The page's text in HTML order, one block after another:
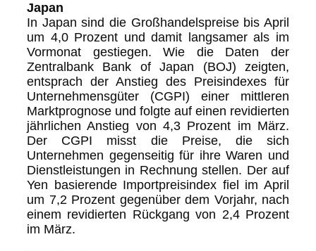
Japan
In Japan sind die Großhandelspreise bis April
um 4,0 Prozent und damit langsamer als im
Vormonat gestiegen. Wie die Daten der
Zentralbank Bank of Japan (BOJ) zeigten,
entsprach der Anstieg des Preisindexes für
Unternehmensgüter (CGPI) einer mittleren
Marktprognose und folgte auf einen revidierten
jährlichen Anstieg von 4,3 Prozent im März.
Der CGPI misst die Preise, die sich
Unternehmen gegenseitig für ihre Waren und
Dienstleistungen in Rechnung stellen. Der auf
Yen basierende Importpreisindex fiel im April
um 7,2 Prozent gegenüber dem Vorjahr, nach
einem revidierten Rückgang von 2,4 Prozent
im März.